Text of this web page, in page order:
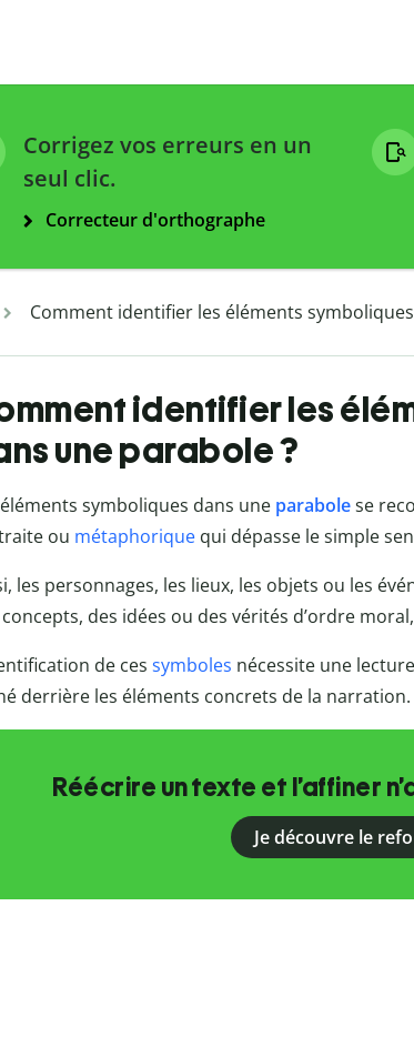
Corrigez vos erreurs en un
seul clic.
Correcteur d'orthographe
Comment identifier les éléments
identifier les
une parabole ?
symboliques dans une parabolese
ou métaphoriquequi dépasse le simple
les personnages, les lieux, les objets ou les
des idées ou des vérités d’ordre
de ces symboles nécessite une
derrière les éléments concrets de la narration.
Réécrire un texte et l’affiner
Je découvre le